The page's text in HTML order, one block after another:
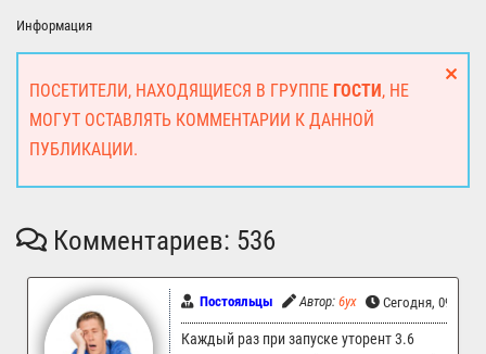
Информация
ПОСЕТИТЕЛИ, НАХОДЯЩИЕСЯ В ГРУППЕ ГОСТИ, НЕ
МОГУТ ОСТАВЛЯТЬ КОММЕНТАРИИ К ДАННОЙ
ПУБЛИКАЦИИ.
Комментариев: 536
Постояльцы Автор: 6yx Сегодня, 09:55
Каждый раз при запуске уторент 3.6